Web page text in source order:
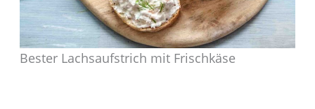
Bester Lachsaufstrich mit Frischkäse